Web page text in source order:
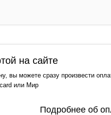
на сайте
вы можете сразу произвести
или Мир
Подробнее об